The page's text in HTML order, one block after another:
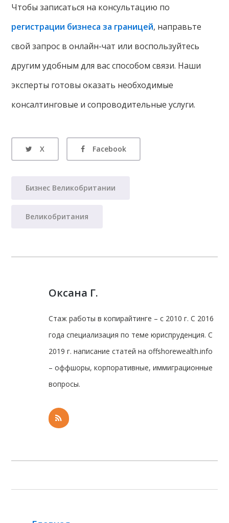
Чтобы записаться на консультацию по
регистрации бизнеса за границей, направьте
свой запрос в онлайн-чат или воспользуйтесь
другим удобным для вас способом связи. Наши
эксперты готовы оказать необходимые
консалтинговые и сопроводительные услуги.
X Facebook
Бизнес Великобритании
Великобритания
Оксана Г.
Стаж работы в копирайтинге – с 2010 г. С 2016
года специализация по теме юриспруденция. С
2019 г. написание статей на offshorewealth.info
– оффшоры, корпоративные, иммиграционные
вопросы.